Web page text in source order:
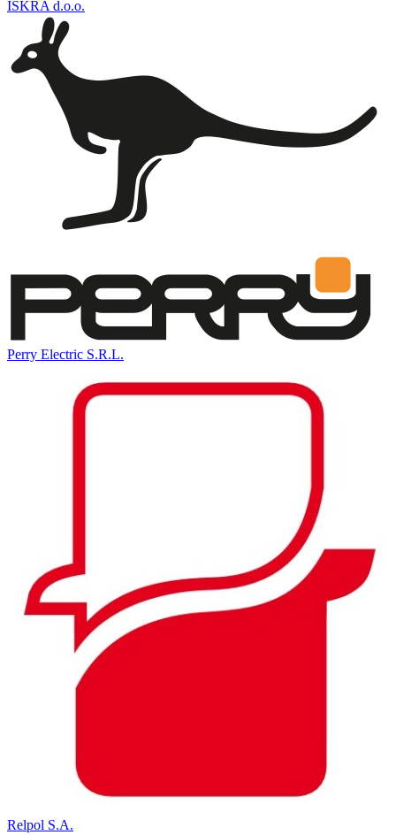
ISKRA d.o.o.
Perry Electric S.R.L.
Relpol S.A.